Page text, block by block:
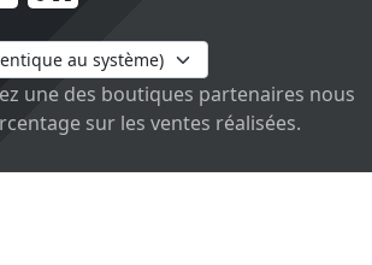
une des boutiques partenaires nous
sur les ventes réalisées.
avec tout l'amour du monde par